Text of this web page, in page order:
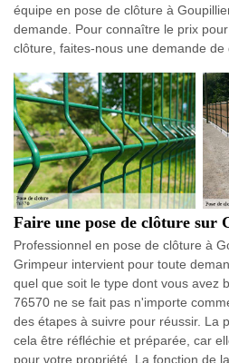
équipe en pose de clôture à
demande. Pour connaître le prix
clôture, faites-nous une demande de
Faire une pose de clôture sur
Professionnel en pose de clôture à
Grimpeur intervient pour toute
quel que soit le type dont vous avez
76570 ne se fait pas n'importe
des étapes à suivre pour réussir. La
cela être réfléchie et préparée, car
pour votre propriété. La fonction de